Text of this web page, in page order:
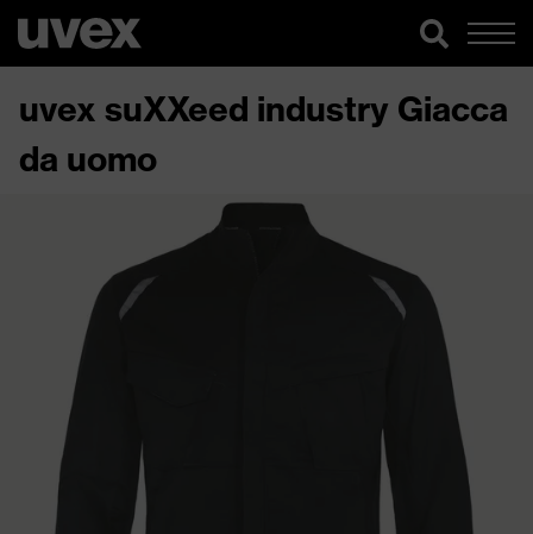
uvex suXXeed industry Giacca
da uomo